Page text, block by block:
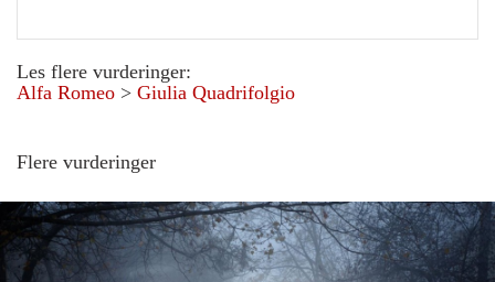
Les flere vurderinger:
Alfa Romeo > Giulia Quadrifolgio
Flere vurderinger